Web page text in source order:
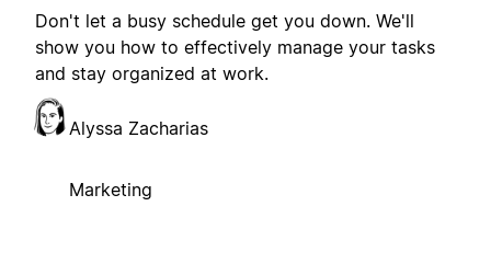
Don't let a busy schedule get you down. We'll
show you how to effectively manage your tasks
and stay organized at work.
Alyssa Zacharias
Marketing